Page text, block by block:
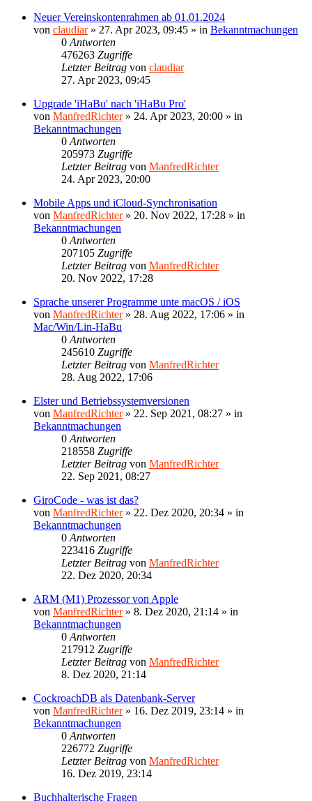
Neuer Vereinskontenrahmen ab 01.01.2024
von claudiar» 27. Apr 2023, 09:45 » in Bekanntmachungen
0 Antworten
476263 Zugriffe
Letzter Beitrag von claudiar
27. Apr 2023, 09:45
Upgrade 'iHaBu' nach 'iHaBu Pro'
von ManfredRichter» 24. Apr 2023, 20:00 » in
Bekanntmachungen
0 Antworten
205973 Zugriffe
Letzter Beitrag von ManfredRichter
24. Apr 2023, 20:00
Mobile Apps und iCloud-Synchronisation
von ManfredRichter» 20. Nov 2022, 17:28 » in
Bekanntmachungen
0 Antworten
207105 Zugriffe
Letzter Beitrag von ManfredRichter
20. Nov 2022, 17:28
Sprache unserer Programme unte macOS / iOS
von ManfredRichter» 28. Aug 2022, 17:06 » in
Mac/Win/Lin-HaBu
0 Antworten
245610 Zugriffe
Letzter Beitrag von ManfredRichter
28. Aug 2022, 17:06
Elster und Betriebssystemversionen
von ManfredRichter» 22. Sep 2021, 08:27 » in
Bekanntmachungen
0 Antworten
218558 Zugriffe
Letzter Beitrag von ManfredRichter
22. Sep 2021, 08:27
GiroCode - was ist das?
von ManfredRichter» 22. Dez 2020, 20:34 » in
Bekanntmachungen
0 Antworten
223416 Zugriffe
Letzter Beitrag von ManfredRichter
22. Dez 2020, 20:34
ARM (M1) Prozessor von Apple
von ManfredRichter» 8. Dez 2020, 21:14 » in
Bekanntmachungen
0 Antworten
217912 Zugriffe
Letzter Beitrag von ManfredRichter
8. Dez 2020, 21:14
CockroachDB als Datenbank-Server
von ManfredRichter» 16. Dez 2019, 23:14 » in
Bekanntmachungen
0 Antworten
226772 Zugriffe
Letzter Beitrag von ManfredRichter
16. Dez 2019, 23:14
Buchhalterische Fragen